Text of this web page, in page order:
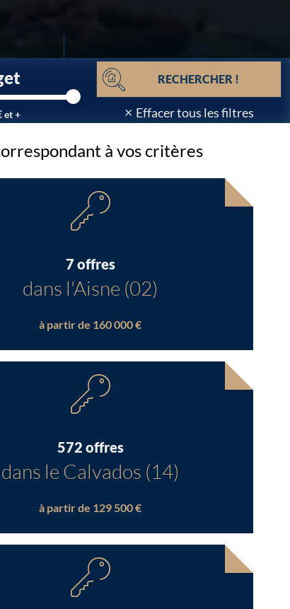
et +
RECHERCHER !
× Effacer tous les filtres
à vos critères
7 offres
dans l'Aisne (02)
à partir de 160 000 €
572 offres
dans le Calvados (14)
à partir de 129 500 €